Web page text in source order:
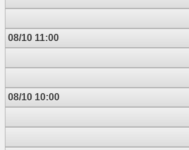
08/10 11:00
08/10 10:00